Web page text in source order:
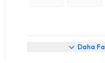
Daha